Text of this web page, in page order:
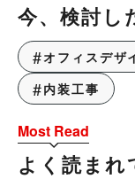
今、検討し
オフィスデザ
内装工事
Most Read
よく読まれ